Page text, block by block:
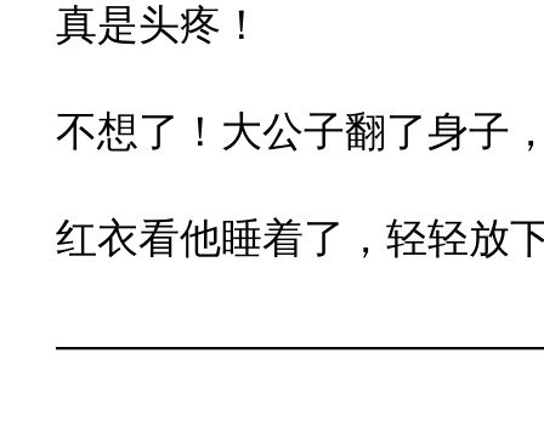
真是头疼！
不想了！大公子翻了身子
红衣看他睡着了，轻轻放